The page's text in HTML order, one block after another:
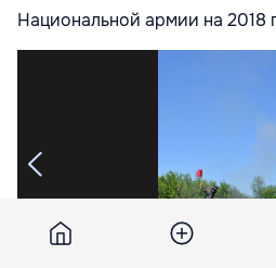
Национальной армии на 2018